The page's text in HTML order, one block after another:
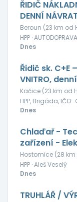
ŘIDIČ
DENNÍ NÁVRAT
Beroun (23 km od
HPP ·
Dnes
Řidič sk.
VNITRO,
Kačice (23 km od
HPP, Brigáda, IČO
Dnes
Chlaďař -
zařízení -
Hostomice (28
HPP · Aleš Veselý
Dnes
TRUHLÁŘ /